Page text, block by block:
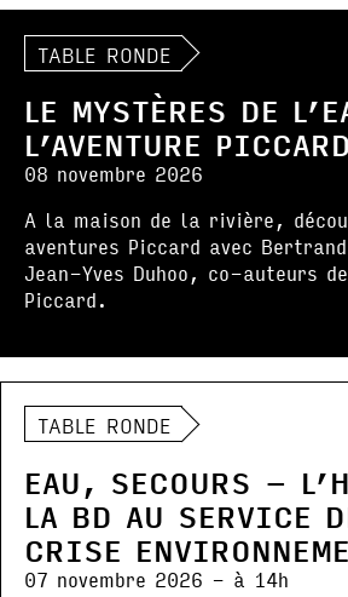
TABLE RONDE
LE MYSTÈRES DE
L’AVENTURE PICCARD
08 novembre 2026
A la maison de la rivière,
aventures Piccard avec
Jean-Yves Duhoo, co-auteurs
Piccard.
TABLE RONDE
EAU, SECOURS –
LA BD AU SERVICE
CRISE
07 novembre 2026 - à 14h